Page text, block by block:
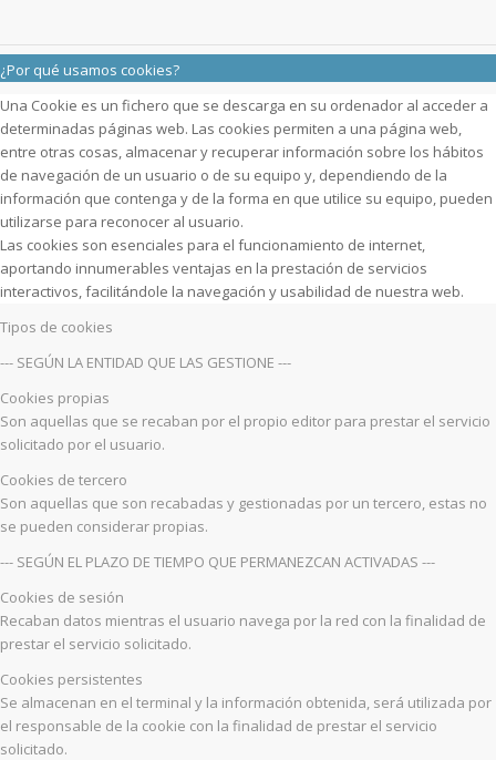
¿Por qué usamos cookies?
Una Cookie es un fichero que se descarga en su ordenador al acceder a
determinadas páginas web. Las cookies permiten a una página web,
entre otras cosas, almacenar y recuperar información sobre los hábitos
de navegación de un usuario o de su equipo y, dependiendo de la
información que contenga y de la forma en que utilice su equipo, pueden
utilizarse para reconocer al usuario.
Las cookies son esenciales para el funcionamiento de internet,
aportando innumerables ventajas en la prestación de servicios
interactivos, facilitándole la navegación y usabilidad de nuestra web.
Tipos de cookies
--- SEGÚN LA ENTIDAD QUE LAS GESTIONE ---
Cookies propias
Son aquellas que se recaban por el propio editor para prestar el servicio
solicitado por el usuario.
Cookies de tercero
Son aquellas que son recabadas y gestionadas por un tercero, estas no
se pueden considerar propias.
--- SEGÚN EL PLAZO DE TIEMPO QUE PERMANEZCAN ACTIVADAS ---
Cookies de sesión
Recaban datos mientras el usuario navega por la red con la finalidad de
prestar el servicio solicitado.
Cookies persistentes
Se almacenan en el terminal y la información obtenida, será utilizada por
el responsable de la cookie con la finalidad de prestar el servicio
solicitado.